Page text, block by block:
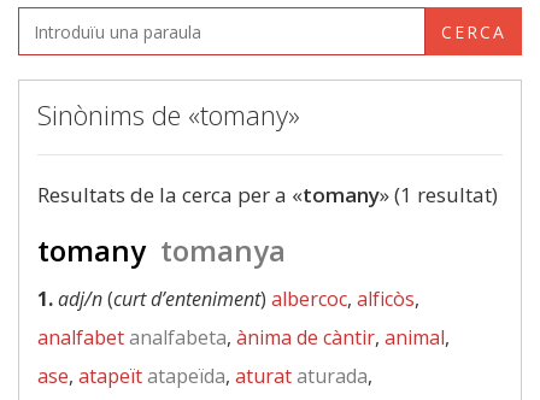
CERCA
Sinònims de «tomany»
Resultats de la cerca per a «tomany» (1 resultat)
tomany tomanya
1.adj/n(curt d’enteniment) albercoc, alficòs,
analfabetanalfabeta, ànima de càntir, animal,
ase, atapeïtatapeïda, aturataturada,